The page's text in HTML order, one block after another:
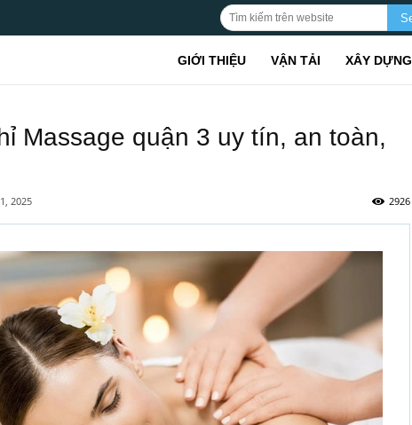
GIỚI THIỆU VẬN TẢI XÂY DỰNG
Massage quận 3 uy tín, an toàn,
2025 2926